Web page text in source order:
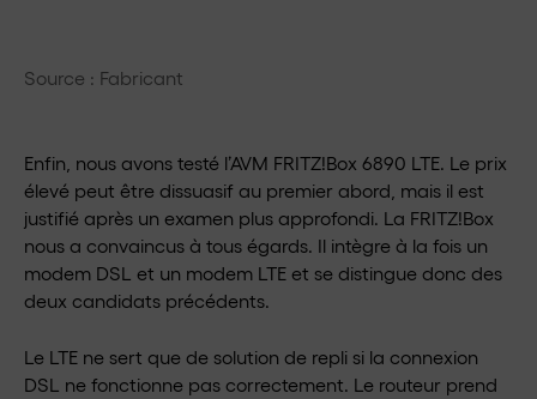
Source : Fabricant
Enfin, nous avons testé l’AVM FRITZ!Box 6890 LTE. Le prix
élevé peut être dissuasif au premier abord, mais il est
justifié après un examen plus approfondi. La FRITZ!Box
nous a convaincus à tous égards. Il intègre à la fois un
modem DSL et un modem LTE et se distingue donc des
deux candidats précédents.
Le LTE ne sert que de solution de repli si la connexion
DSL ne fonctionne pas correctement. Le routeur prend